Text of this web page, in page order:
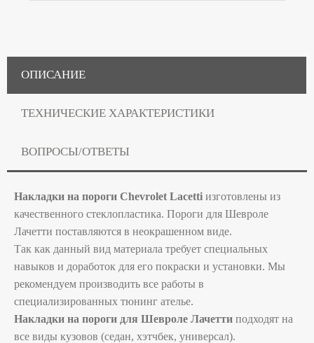
ОПИСАНИЕ
ТЕХНИЧЕСКИЕ ХАРАКТЕРИСТИКИ
ВОПРОСЫ/ОТВЕТЫ
Накладки на пороги Chevrolet Lacetti изготовлены из
качественного стеклопластика. Пороги для Шевроле
Лачетти поставляются в неокрашенном виде.
Так как данный вид материала требует специальных
навыков и доработок для его покраски и установки. Мы
рекомендуем производить все работы в
специализированных тюнинг ателье.
Накладки на пороги для Шевроле Лачетти подходят на
все виды кузовов (седан, хэтчбек, универсал).